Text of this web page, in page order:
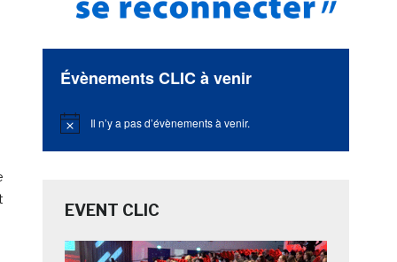
Évènements CLIC à venir
Notice Il n’y a pas d’évènements à venir.
EVENT CLIC